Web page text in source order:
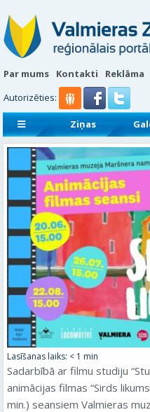
Par mums Kontakti
Reklāma
Autorizēties:
Ziņas
Sludinājumi
Reklāmraksti
Lasīšanas laiks: < 1 min
Sadarbībā ar filmu studiju
animācijas filmas “Sirds
min.) seansiem Valmieras